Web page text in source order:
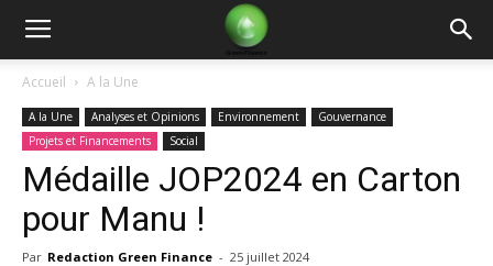
Green
Finance
Accueil A la Une
A la Une Analyses et Opinions Environnement
Gouvernance
Projets et Financements
Social
Médaille JOP2024 en Carton
pour Manu !
Par Redaction Green Finance - 25 juillet 2024